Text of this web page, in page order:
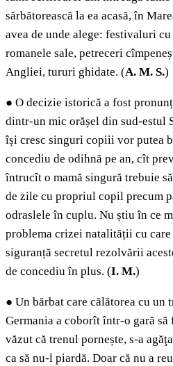
sărbătorească la ea acasă, în
avea de unde alege: festivaluri
romanele sale, petreceri
Angliei, tururi ghidate. (A. M. S.)
● O decizie istorică a fost
dintr-un mic orășel din sud-estul
își cresc singuri copiii vor putea
concediu de odihnă pe an, cît
întrucît o mamă singură trebuie
de zile cu propriul copil precum
odraslele în cuplu. Nu știu în ce
problema crizei natalității cu
siguranță secretul rezolvării
de concediu în plus. (I. M.)
● Un bărbat care călătorea cu un
Germania a coborît într-o gară să
văzut că trenul pornește, s-a
ca să nu-l piardă. Doar că nu a